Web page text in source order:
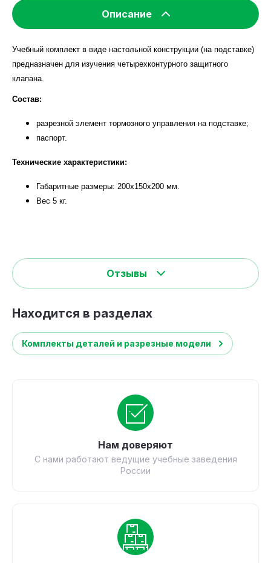
Описание
Учебный комплект в виде настольной конструкции (на подставке)
предназначен для изучения четырехконтурного защитного
клапана.
Состав:
разрезной элемент тормозного управления на подставке;
паспорт.
Технические характеристики:
Габаритные размеры: 200х150х200 мм.
Вес 5 кг.
Отзывы
Находится в разделах
Комплекты деталей и разрезные модели
Нам доверяют
С нами работают ведущие учебные заведения
России